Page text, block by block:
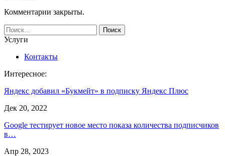
Комментарии закрыты.
Услуги
Контакты
Интересное:
Яндекс добавил «Букмейт» в подписку Яндекс Плюс
Дек 20, 2022
Google тестирует новое место показа количества подписчиков
в…
Апр 28, 2023